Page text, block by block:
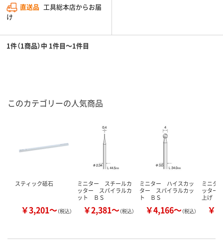
直送品 工具総本店からお届
け
1件（1商品）中 1件目～1件目
このカテゴリーの人気商品
スティック砥石
￥3,201～（税込）
ミニター スチールカ
ッター スパイラルカ
ット ＢＳ
￥2,381～（税込）
ミニター ハイスカッ
ター スパイラルカッ
ト ＢＳ
￥4,166～（税込）
ミニタ
ッタ
上げ
￥